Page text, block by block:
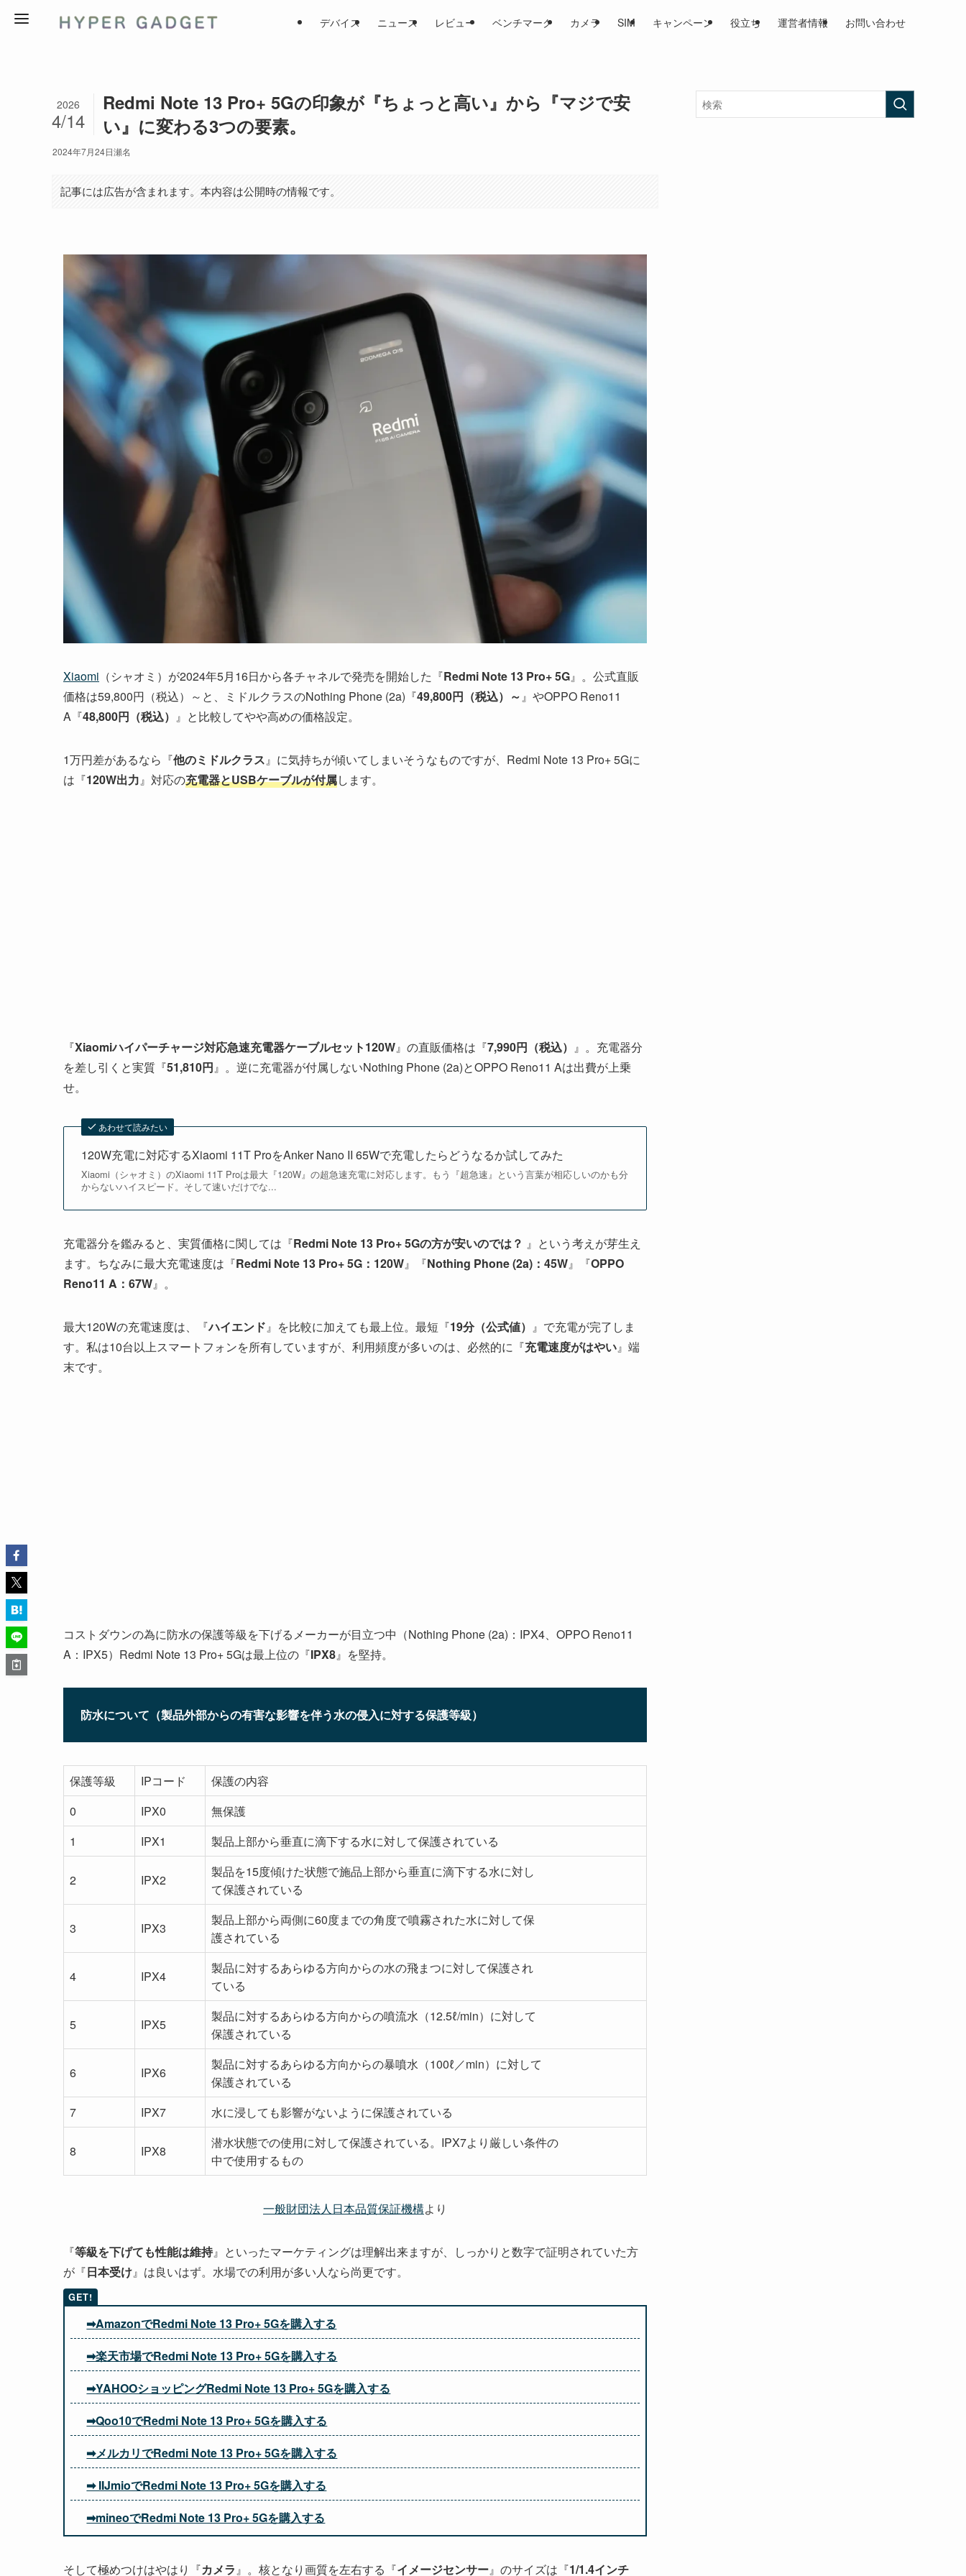
デバイス ニュース レビュー ベンチマーク カメラ SIM キャンペーン 役立ち 運営者情報 お問い合わせ
Redmi Note 13 Pro+ 5Gの印象が『ちょっと高い』から『マジで安
い』に変わる3つの要素。
2026
4/14
2024年7月24日瀬名
記事には広告が含まれます。本内容は公開時の情報です。
Xiaomi （シャオミ）が2024年5月16日から各チャネルで発売を開始した『Redmi Note 13 Pro+ 5G』。公式直販
価格は59,800円（税込）～と、ミドルクラスのNothing Phone (2a)『49,800円（税込）～』やOPPO Reno11
A『48,800円（税込） 』と比較してやや高めの価格設定。
1万円差があるなら『他のミドルクラス』に気持ちが傾いてしまいそうなものですが、Redmi Note 13 Pro+ 5Gに
は『120W出力』対応の充電器とUSBケーブルが付属します。
『Xiaomiハイパーチャージ対応急速充電器ケーブルセット120W』の直販価格は『7,990円（税込） 』。充電器分
を差し引くと実質『51,810円』。逆に充電器が付属しないNothing Phone (2a)とOPPO Reno11 Aは出費が上乗
せ。
あわせて読みたい
120W充電に対応するXiaomi 11T ProをAnker Nano II 65Wで充電したらどうなるか試してみた
Xiaomi（シャオミ）のXiaomi 11T Proは最大『120W』の超急速充電に対応します。もう『超急速』という言葉が相応しいのかも分
からないハイスピード。そして速いだけでな...
充電器分を鑑みると、実質価格に関しては『Redmi Note 13 Pro+ 5Gの方が安いのでは？ 』という考えが芽生え
ます。ちなみに最大充電速度は『Redmi Note 13 Pro+ 5G：120W』『Nothing Phone (2a)：45W』『OPPO
Reno11 A：67W』。
最大120Wの充電速度は、『ハイエンド 』を比較に加えても最上位。最短『19分（公式値） 』で充電が完了しま
す。私は10台以上スマートフォンを所有していますが、利用頻度が多いのは、必然的に『充電速度がはやい』端
末です。
コストダウンの為に防水の保護等級を下げるメーカーが目立つ中（Nothing Phone (2a)：IPX4、OPPO Reno11
A：IPX5）Redmi Note 13 Pro+ 5Gは最上位の『IPX8』を堅持。
防水について（製品外部からの有害な影響を伴う水の侵入に対する保護等級）
保護等級 IPコード
保護の内容
0
IPX0
無保護
1
IPX1 製品上部から垂直に滴下する水に対して保護されている
2 IPX2
製品を15度傾けた状態で施品上部から垂直に滴下する水に対し
て保護されている
3 IPX3
製品上部から両側に60度までの角度で噴霧された水に対して保
護されている
4 IPX4
製品に対するあらゆる方向からの水の飛まつに対して保護され
ている
5 IPX5
製品に対するあらゆる方向からの噴流水（12.5ℓ/min）に対して
保護されている
6 IPX6
製品に対するあらゆる方向からの暴噴水（100ℓ／min）に対して
保護されている
7
IPX7 水に浸しても影響がないように保護されている
8 IPX8
潜水状態での使用に対して保護されている。IPX7より厳しい条件の
中で使用するもの
一般財団法人日本品質保証機構より
『等級を下げても性能は維持』といったマーケティングは理解出来ますが、しっかりと数字で証明されていた方
が『日本受け』は良いはず。水場での利用が多い人なら尚更です。
➡AmazonでRedmi Note 13 Pro+ 5Gを購入する
➡楽天市場でRedmi Note 13 Pro+ 5Gを購入する
➡YAHOOショッピングRedmi Note 13 Pro+ 5Gを購入する
➡Qoo10でRedmi Note 13 Pro+ 5Gを購入する
➡メルカリでRedmi Note 13 Pro+ 5Gを購入する
➡ IIJmioでRedmi Note 13 Pro+ 5Gを購入する
➡mineoでRedmi Note 13 Pro+ 5Gを購入する
そして極めつけはやはり『カメラ 』。核となり画質を左右する『イメージセンサー』のサイズは『1/1.4インチ